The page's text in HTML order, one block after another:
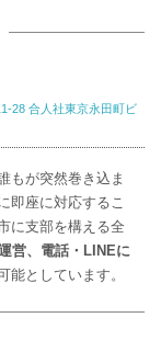
28 合人社東京永田町ビ
もが突然巻き込ま
即座に対応するこ
に支部を構える全
営、電話・LINEに
能としています。